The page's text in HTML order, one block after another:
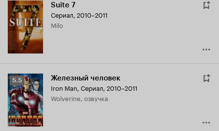
Suite 7
Сериал, 2010–2011
Milo
Рейтинг
Кинопоиска
5.5
5.5 Железный человек
Iron Man, Сериал, 2010–2011
Wolverine, озвучка